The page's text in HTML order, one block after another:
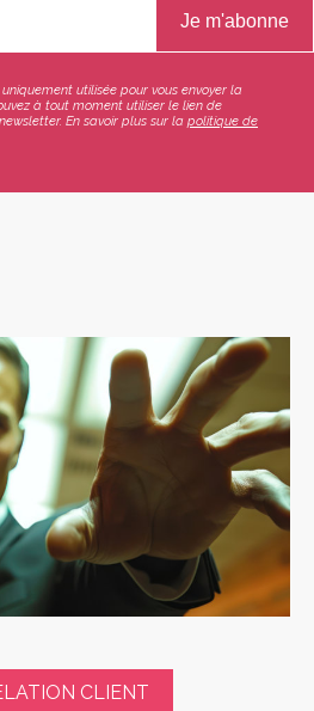
utilisée pour vous envoyer la
à tout moment utiliser le lien de
En savoir plus sur la politique de
CLIENT